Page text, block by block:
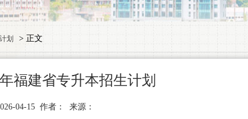
划 > 正文
福建省专升本招生计划
04-15 作者： 来源：